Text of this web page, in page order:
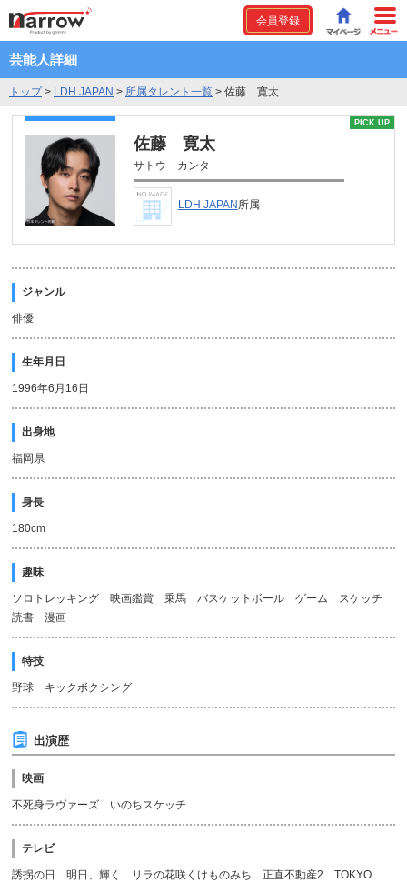
会員登録
芸能人詳細
トップ> LDH JAPAN > 所属タレント一覧 > 佐藤 寛太
PICK UP
佐藤 寛太
サトウ カンタ
LDH JAPAN 所属
ジャンル
俳優
生年月日
1996年6月16日
出身地
福岡県
身長
180cm
趣味
ソロトレッキング 映画鑑賞 乗馬 バスケットボール ゲーム スケッチ
読書 漫画
特技
野球 キックボクシング
出演歴
映画
不死身ラヴァーズ いのちスケッチ
テレビ
誘拐の日 明日、輝く リラの花咲くけものみち 正直不動産2 TOKYO